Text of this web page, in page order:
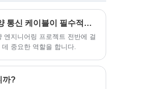
안전하고 신뢰할 수 있는 해양 통신 시스템에 해양 통신 케이블이 필수적인 이유
지니어링 프로젝트 전반에 걸
중요한 역할을 합니다.
까?